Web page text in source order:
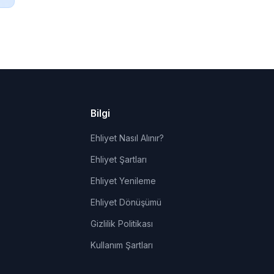
Bilgi
Ehliyet Nasıl Alınır?
Ehliyet Şartları
Ehliyet Yenileme
Ehliyet Dönüşümü
Gizlilik Politikası
Kullanım Şartları